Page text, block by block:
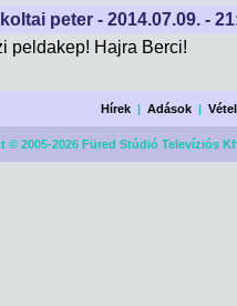
peter - 2014.07.09. -
peldakep! Hajra Berci!
Hírek |Adások |
© 2005-2026 Füred Stúdió Televíziós